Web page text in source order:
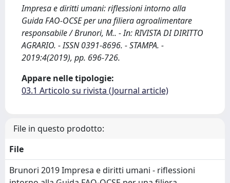
Impresa e diritti umani: riflessioni intorno alla
Guida FAO-OCSE per una filiera agroalimentare
responsabile / Brunori, M.. - In: RIVISTA DI DIRITTO
AGRARIO. - ISSN 0391-8696. - STAMPA. -
2019:4(2019), pp. 696-726.
Appare nelle tipologie:
03.1 Articolo su rivista (Journal article)
File in questo prodotto:
File
Brunori 2019 Impresa e diritti umani - riflessioni